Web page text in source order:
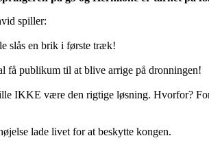
spiller:
slås en brik i første træk!
få publikum til at blive arrige på dronningen!
IKKE være den rigtige løsning. Hvorfor?
lade livet for at beskytte kongen.